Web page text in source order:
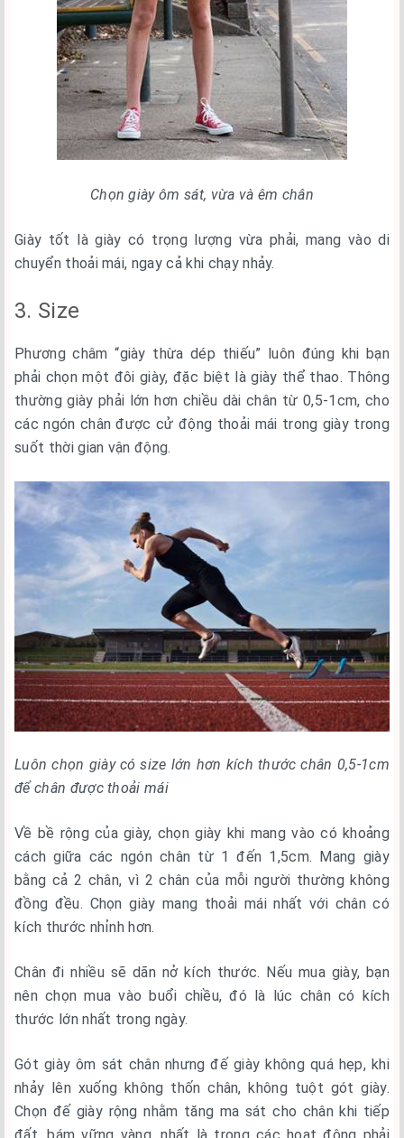
Chọn giày ôm sát, vừa và êm chân
Giày tốt là giày có trọng lượng vừa phải, mang vào di
chuyển thoải mái, ngay cả khi chạy nhảy.
3. Size
Phương châm “giày thừa dép thiếu” luôn đúng khi bạn
phải chọn một đôi giày, đặc biệt là giày thể thao. Thông
thường giày phải lớn hơn chiều dài chân từ 0,5-1cm, cho
các ngón chân được cử động thoải mái trong giày trong
suốt thời gian vận động.
Luôn chọn giày có size lớn hơn kích thước chân 0,5-1cm
để chân được thoải mái
Về bề rộng của giày, chọn giày khi mang vào có khoảng
cách giữa các ngón chân từ 1 đến 1,5cm. Mang giày
bằng cả 2 chân, vì 2 chân của mỗi người thường không
đồng đều. Chọn giày mang thoải mái nhất với chân có
kích thước nhỉnh hơn.
Chân đi nhiều sẽ dãn nở kích thước. Nếu mua giày, bạn
nên chọn mua vào buổi chiều, đó là lúc chân có kích
thước lớn nhất trong ngày.
Gót giày ôm sát chân nhưng đế giày không quá hẹp, khi
nhảy lên xuống không thốn chân, không tuột gót giày.
Chọn đế giày rộng nhằm tăng ma sát cho chân khi tiếp